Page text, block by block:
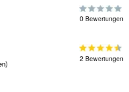
0 Bewertungen
2 Bewertungen